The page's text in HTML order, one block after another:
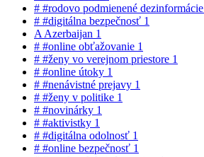
# #rodovo podmienené dezinformácie
# #digitálna bezpečnosť 1
A Azerbaijan 1
# #online obťažovanie 1
# #ženy vo verejnom priestore 1
# #online útoky 1
# #nenávistné prejavy 1
# #ženy v politike 1
# #novinárky 1
# #aktivistky 1
# #digitálna odolnosť 1
# #online bezpečnosť 1